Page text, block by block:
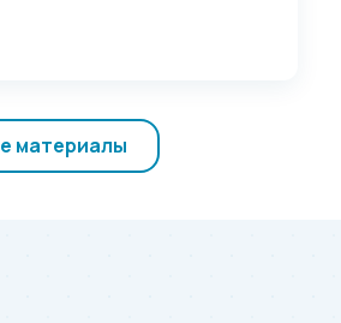
материалы